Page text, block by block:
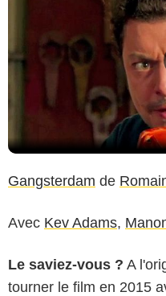
Gangsterdam de
Avec Kev Adams,
Le saviez-vous ? A
tourner le film en 2015